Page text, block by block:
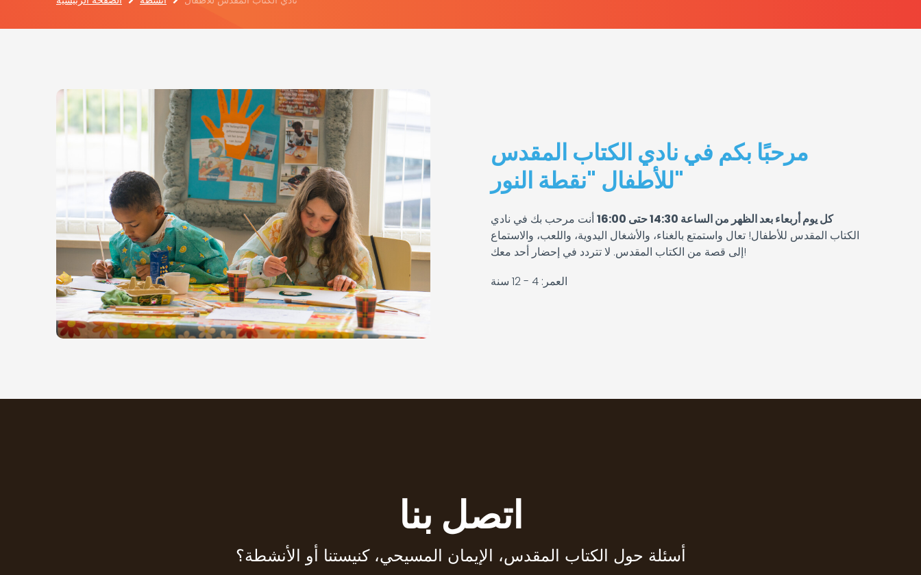
مرحبًا بكم في نادي الكتاب المقدس
للأطفال "نقطة النور"
كل يوم أربعاء بعد الظهر من الساعة 14:30 حتى 16:00
أنت مرحب بك في نادي
الكتاب المقدس للأطفال! تعال واستمتع بالغناء، والأشغال اليدوية، واللعب، والاستماع
إلى قصة من الكتاب المقدس. لا تتردد في إحضار أحد معك!
العمر: 4 - 12 سنة
اتصل بنا
أسئلة حول الكتاب المقدس، الإيمان المسيحي، كنيستنا أو الأنشطة؟